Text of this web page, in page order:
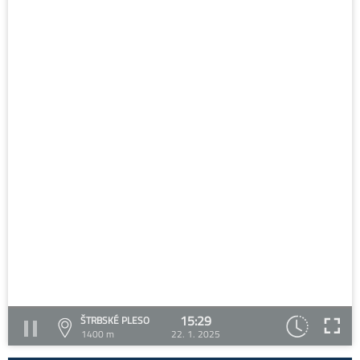
ŠTRBSKÉ PLESO
1400 m
15:29
22. 1. 2025